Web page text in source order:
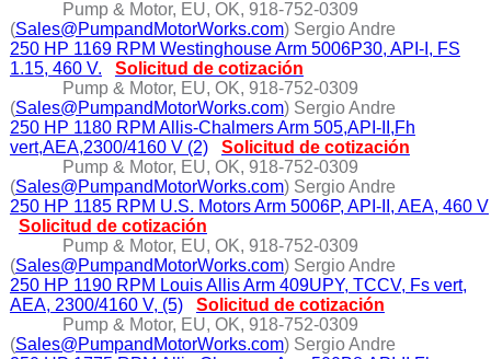
Pump & Motor, EU, OK, 918-752-0309
(Sales@PumpandMotorWorks.com) Sergio Andre
250 HP 1169 RPM Westinghouse Arm 5006P30, API-I, FS
1.15, 460 V.
Solicitud de cotización
Pump & Motor, EU, OK, 918-752-0309
(Sales@PumpandMotorWorks.com) Sergio Andre
250 HP 1180 RPM Allis-Chalmers Arm 505,API-II,Fh
vert,AEA,2300/4160 V (2)
Solicitud de cotización
Pump & Motor, EU, OK, 918-752-0309
(Sales@PumpandMotorWorks.com) Sergio Andre
250 HP 1185 RPM U.S. Motors Arm 5006P, API-II, AEA, 460 V
Solicitud de cotización
Pump & Motor, EU, OK, 918-752-0309
(Sales@PumpandMotorWorks.com) Sergio Andre
250 HP 1190 RPM Louis Allis Arm 409UPY, TCCV, Fs vert,
AEA, 2300/4160 V, (5)
Solicitud de cotización
Pump & Motor, EU, OK, 918-752-0309
(Sales@PumpandMotorWorks.com) Sergio Andre